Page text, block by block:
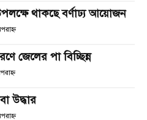
থাকছে বর্ণাঢ্য আয়োজন
জেলের পা বিচ্ছিন্ন
উদ্ধার